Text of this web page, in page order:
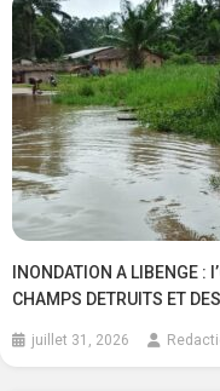
INONDATION A LIBENGE :
CHAMPS DETRUITS ET
juillet 31, 2026